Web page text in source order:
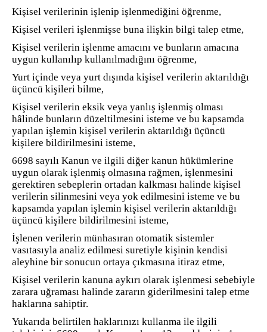
Kişisel verilerinin işlenip işlenmediğini öğrenme,
Kişisel verileri işlenmişse buna ilişkin bilgi talep etme,
Kişisel verilerin işlenme amacını ve bunların amacına
uygun kullanılıp kullanılmadığını öğrenme,
Yurt içinde veya yurt dışında kişisel verilerin aktarıldığı
üçüncü kişileri bilme,
Kişisel verilerin eksik veya yanlış işlenmiş olması
hâlinde bunların düzeltilmesini isteme ve bu kapsamda
yapılan işlemin kişisel verilerin aktarıldığı üçüncü
kişilere bildirilmesini isteme,
6698 sayılı Kanun ve ilgili diğer kanun hükümlerine
uygun olarak işlenmiş olmasına rağmen, işlenmesini
gerektiren sebeplerin ortadan kalkması halinde kişisel
verilerin silinmesini veya yok edilmesini isteme ve bu
kapsamda yapılan işlemin kişisel verilerin aktarıldığı
üçüncü kişilere bildirilmesini isteme,
İşlenen verilerin münhasıran otomatik sistemler
vasıtasıyla analiz edilmesi suretiyle kişinin kendisi
aleyhine bir sonucun ortaya çıkmasına itiraz etme,
Kişisel verilerin kanuna aykırı olarak işlenmesi sebebiyle
zarara uğraması halinde zararın giderilmesini talep etme
haklarına sahiptir.
Yukarıda belirtilen haklarınızı kullanma ile ilgili